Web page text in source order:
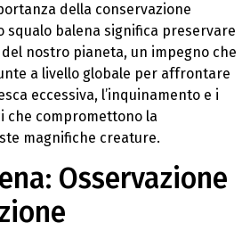
della conservazione
squalo balena significa preservare
nostro pianeta, un impegno che
a livello globale per affrontare
eccessiva, l’inquinamento e i
che compromettono la
magnifiche creature.
Osservazione